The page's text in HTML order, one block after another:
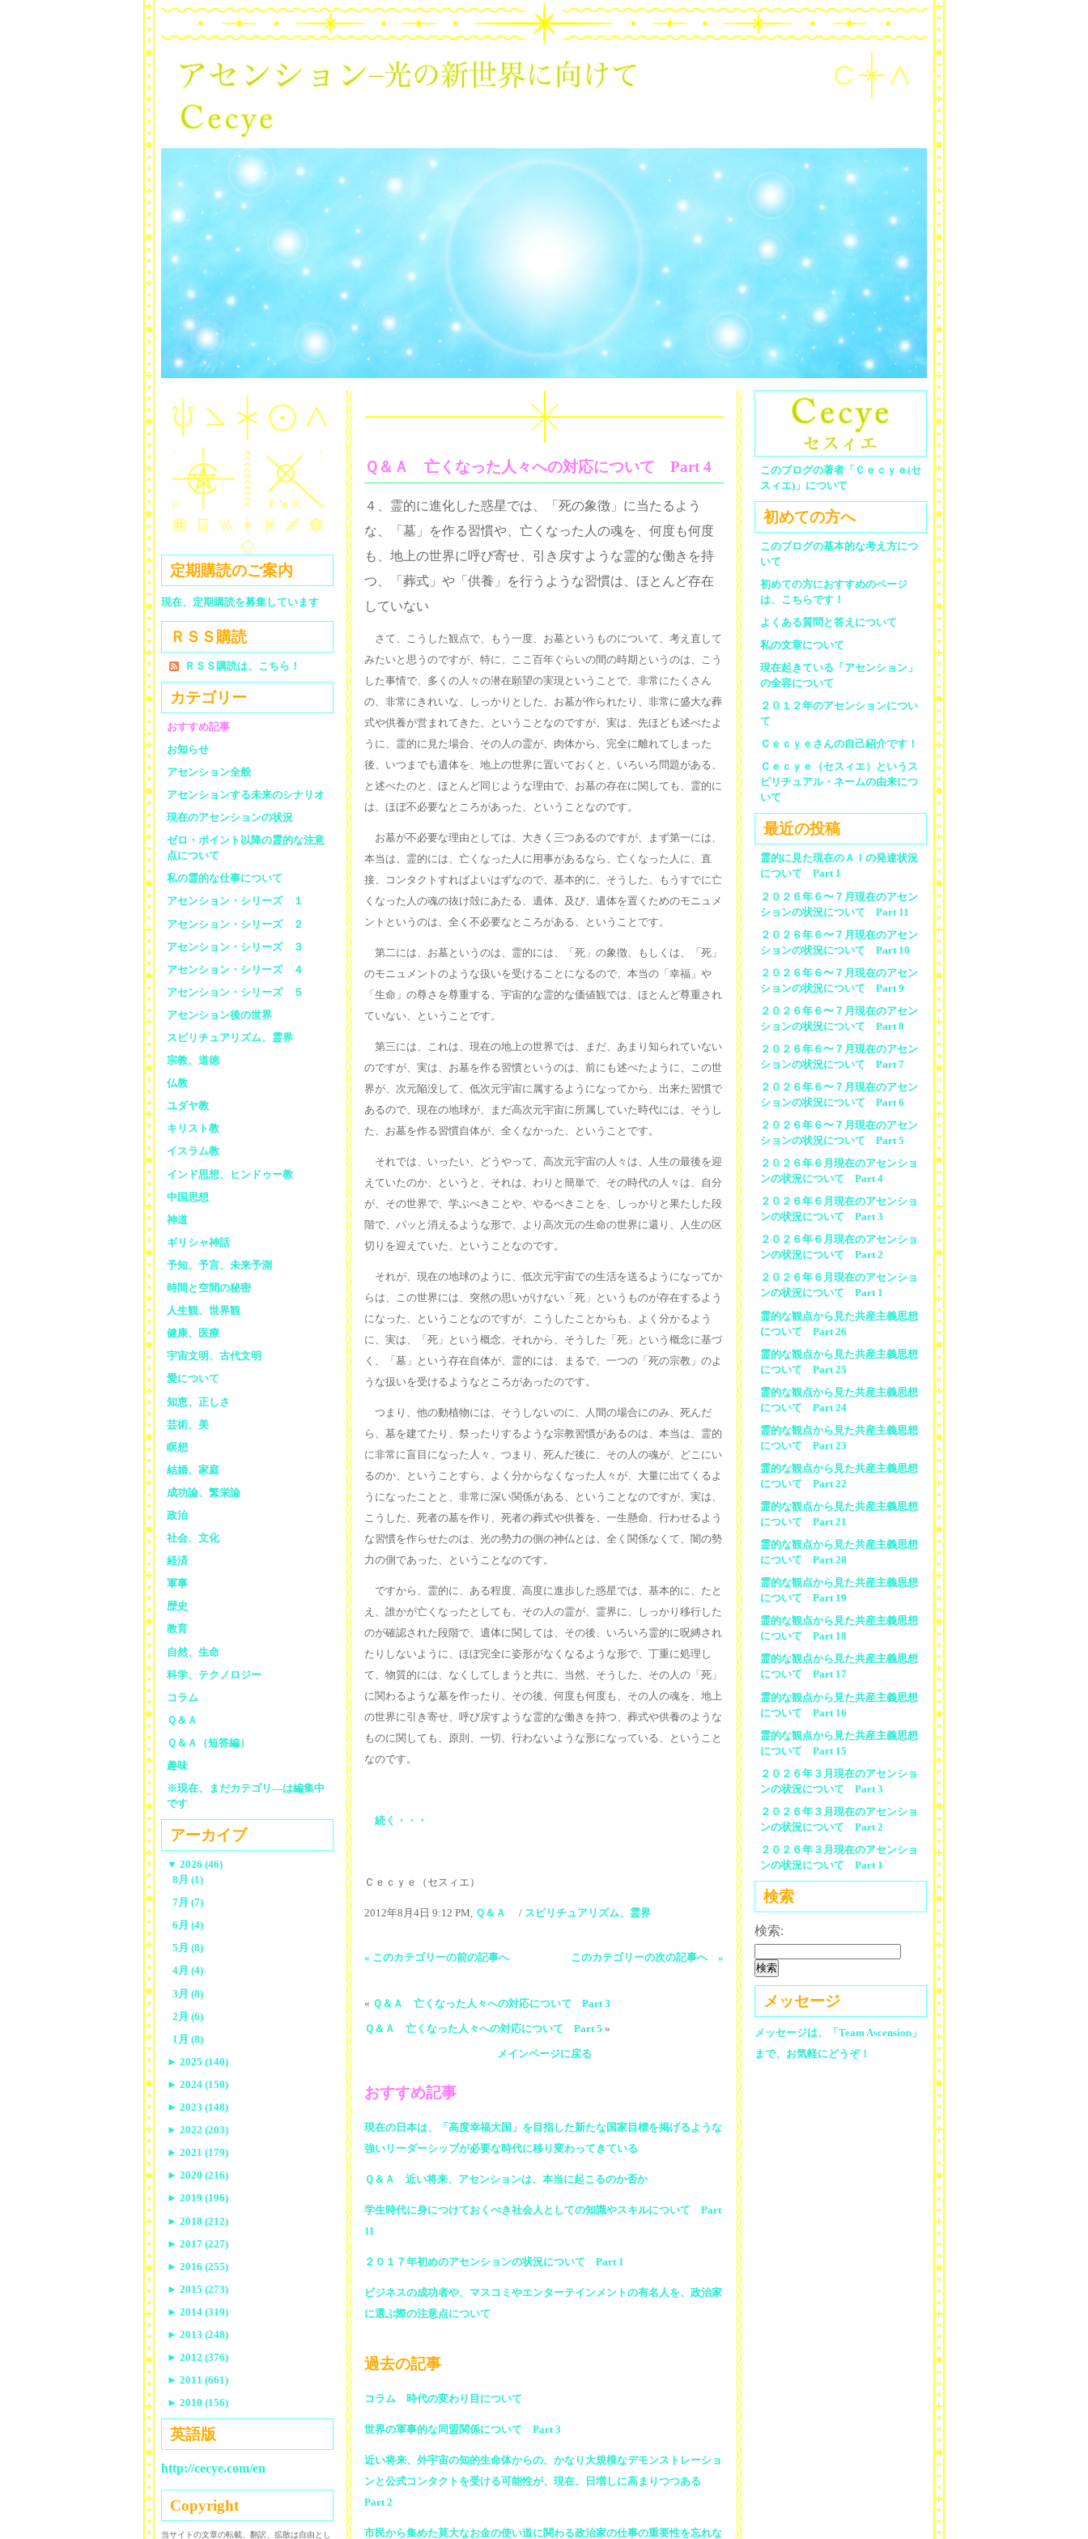
Ｑ＆Ａ 亡くなった人々への対応について Part 4
４、霊的に進化した惑星では、「死の象徴」に当たるよう
な、「墓」を作る習慣や、亡くなった人の魂を、何度も何度
も、地上の世界に呼び寄せ、引き戻すような霊的な働きを持
つ、「葬式」や「供養」を行うような習慣は、ほとんど存在
していない
さて、こうした観点で、もう一度、お墓というものについて、考え直して
みたいと思うのですが、特に、ここ百年ぐらいの間の時期というのは、こう
した事情で、多くの人々の潜在願望の実現ということで、非常にたくさん
の、非常にきれいな、しっかりとした、お墓が作られたり、非常に盛大な葬
式や供養が営まれてきた、ということなのですが、実は、先ほども述べたよ
うに、霊的に見た場合、その人の霊が、肉体から、完全に離れてしまった
後、いつまでも遺体を、地上の世界に置いておくと、いろいろ問題がある、
と述べたのと、ほとんど同じような理由で、お墓の存在に関しても、霊的に
は、ほぼ不必要なところがあった、ということなのです。
お墓が不必要な理由としては、大きく三つあるのですが、まず第一には、
本当は、霊的には、亡くなった人に用事があるなら、亡くなった人に、直
接、コンタクトすればよいはずなので、基本的に、そうした、もうすでに亡
くなった人の魂の抜け殻にあたる、遺体、及び、遺体を置くためのモニュメ
ントというのは、全く不必要なところがある、ということです。
第二には、お墓というのは、霊的には、「死」の象徴、もしくは、「死」
のモニュメントのような扱いを受けることになるので、本当の「幸福」や
「生命」の尊さを尊重する、宇宙的な霊的な価値観では、ほとんど尊重され
ていない、ということです。
第三には、これは、現在の地上の世界では、まだ、あまり知られていない
のですが、実は、お墓を作る習慣というのは、前にも述べたように、この世
界が、次元陥没して、低次元宇宙に属するようになってから、出来た習慣で
あるので、現在の地球が、まだ高次元宇宙に所属していた時代には、そうし
た、お墓を作る習慣自体が、全くなかった、ということです。
それでは、いったい、どうやって、高次元宇宙の人々は、人生の最後を迎
えていたのか、というと、それは、わりと簡単で、その時代の人々は、自分
が、その世界で、学ぶべきことや、やるべきことを、しっかりと果たした段
階で、パッと消えるような形で、より高次元の生命の世界に還り、人生の区
切りを迎えていた、ということなのです。
それが、現在の地球のように、低次元宇宙での生活を送るようになってか
らは、この世界には、突然の思いがけない「死」というものが存在するよう
になった、ということなのですが、こうしたことからも、よく分かるよう
に、実は、「死」という概念、それから、そうした「死」という概念に基づ
く、「墓」という存在自体が、霊的には、まるで、一つの「死の宗教」のよ
うな扱いを受けるようなところがあったのです。
つまり、他の動植物には、そうしないのに、人間の場合にのみ、死んだ
ら、墓を建てたり、祭ったりするような宗教習慣があるのは、本当は、霊的
に非常に盲目になった人々、つまり、死んだ後に、その人の魂が、どこにい
るのか、ということすら、よく分からなくなった人々が、大量に出てくるよ
うになったことと、非常に深い関係がある、ということなのですが、実は、
こうした、死者の墓を作り、死者の葬式や供養を、一生懸命、行わせるよう
な習慣を作らせたのは、光の勢力の側の神仏とは、全く関係なくて、闇の勢
力の側であった、ということなのです。
ですから、霊的に、ある程度、高度に進歩した惑星では、基本的に、たと
え、誰かが亡くなったとしても、その人の霊が、霊界に、しっかり移行した
のが確認された段階で、遺体に関しては、その後、いろいろ霊的に呪縛され
たりしないように、ほぼ完全に姿形がなくなるような形で、丁重に処理し
て、物質的には、なくしてしまうと共に、当然、そうした、その人の「死」
に関わるような墓を作ったり、その後、何度も何度も、その人の魂を、地上
の世界に引き寄せ、呼び戻すような霊的な働きを持つ、葬式や供養のような
ものに関しても、原則、一切、行わないような形になっている、ということ
なのです。
続く・・・
Ｃｅｃｙｅ（セスィエ）
2012年8月4日 9:12 PM, Ｑ＆Ａ / スピリチュアリズム、霊界
« このカテゴリーの前の記事へ このカテゴリーの次の記事へ »
« Ｑ＆Ａ 亡くなった人々への対応について Part 3
Ｑ＆Ａ 亡くなった人々への対応について Part 5 »
メインページに戻る
おすすめ記事
現在の日本は、「高度幸福大国」を目指した新たな国家目標を掲げるような
強いリーダーシップが必要な時代に移り変わってきている
Ｑ＆Ａ 近い将来、アセンションは、本当に起こるのか否か
学生時代に身につけておくべき社会人としての知識やスキルについて Part
11
２０１７年初めのアセンションの状況について Part 1
ビジネスの成功者や、マスコミやエンターテインメントの有名人を、政治家
に選ぶ際の注意点について
過去の記事
コラム 時代の変わり目について
世界の軍事的な同盟関係について Part 3
近い将来、外宇宙の知的生命体からの、かなり大規模なデモンストレーショ
ンと公式コンタクトを受ける可能性が、現在、日増しに高まりつつある
Part 2
市民から集めた莫大なお金の使い道に関わる政治家の仕事の重要性を忘れな
このブログの著者「Ｃｅｃｙｅ(セ
スィエ)」について
初めての方へ
このブログの基本的な考え方につ
いて
初めての方におすすめのページ
は、こちらです！
よくある質問と答えについて
私の文章について
現在起きている「アセンション」
の全容について
２０１２年のアセンションについ
て
Ｃｅｃｙｅさんの自己紹介です！
Ｃｅｃｙｅ（セスィエ）というス
ピリチュアル・ネームの由来につ
いて
最近の投稿
霊的に見た現在のＡＩの発達状況
について Part 1
２０２６年６〜７月現在のアセン
ションの状況について Part 11
２０２６年６〜７月現在のアセン
ションの状況について Part 10
２０２６年６〜７月現在のアセン
ションの状況について Part 9
２０２６年６〜７月現在のアセン
ションの状況について Part 8
２０２６年６〜７月現在のアセン
ションの状況について Part 7
２０２６年６〜７月現在のアセン
ションの状況について Part 6
２０２６年６〜７月現在のアセン
ションの状況について Part 5
２０２６年６月現在のアセンショ
ンの状況について Part 4
２０２６年６月現在のアセンショ
ンの状況について Part 3
２０２６年６月現在のアセンショ
ンの状況について Part 2
２０２６年６月現在のアセンショ
ンの状況について Part 1
霊的な観点から見た共産主義思想
について Part 26
霊的な観点から見た共産主義思想
について Part 25
霊的な観点から見た共産主義思想
について Part 24
霊的な観点から見た共産主義思想
について Part 23
霊的な観点から見た共産主義思想
について Part 22
霊的な観点から見た共産主義思想
について Part 21
霊的な観点から見た共産主義思想
について Part 20
霊的な観点から見た共産主義思想
について Part 19
霊的な観点から見た共産主義思想
について Part 18
霊的な観点から見た共産主義思想
について Part 17
霊的な観点から見た共産主義思想
について Part 16
霊的な観点から見た共産主義思想
について Part 15
２０２６年３月現在のアセンショ
ンの状況について Part 3
２０２６年３月現在のアセンショ
ンの状況について Part 2
２０２６年３月現在のアセンショ
ンの状況について Part 1
検索
検索:
メッセージ
メッセージは、「Team Ascension」
まで、お気軽にどうぞ！
定期購読のご案内
現在、定期購読を募集しています
ＲＳＳ購読
ＲＳＳ購読は、こちら！
カテゴリー
おすすめ記事
お知らせ
アセンション全般
アセンションする未来のシナリオ
現在のアセンションの状況
ゼロ・ポイント以降の霊的な注意
点について
私の霊的な仕事について
アセンション・シリーズ １
アセンション・シリーズ ２
アセンション・シリーズ ３
アセンション・シリーズ ４
アセンション・シリーズ ５
アセンション後の世界
スピリチュアリズム、霊界
宗教、道徳
仏教
ユダヤ教
キリスト教
イスラム教
インド思想、ヒンドゥー教
中国思想
神道
ギリシャ神話
予知、予言、未来予測
時間と空間の秘密
人生観、世界観
健康、医療
宇宙文明、古代文明
愛について
知恵、正しさ
芸術、美
瞑想
結婚、家庭
成功論、繁栄論
政治
社会、文化
経済
軍事
歴史
教育
自然、生命
科学、テクノロジー
コラム
Ｑ＆Ａ
Ｑ＆Ａ（短答編）
趣味
※現在、まだカテゴリ—は編集中
です
アーカイブ
▼ 2026 (46)
8月 (1)
7月 (7)
6月 (4)
5月 (8)
4月 (4)
3月 (8)
2月 (6)
1月 (8)
► 2025 (140)
► 2024 (150)
► 2023 (148)
► 2022 (203)
► 2021 (179)
► 2020 (216)
► 2019 (196)
► 2018 (212)
► 2017 (227)
► 2016 (255)
► 2015 (273)
► 2014 (319)
► 2013 (248)
► 2012 (376)
► 2011 (661)
► 2010 (156)
英語版
http://cecye.com/en
Copyright
当サイトの文章の転載、翻訳、拡散は自由とし